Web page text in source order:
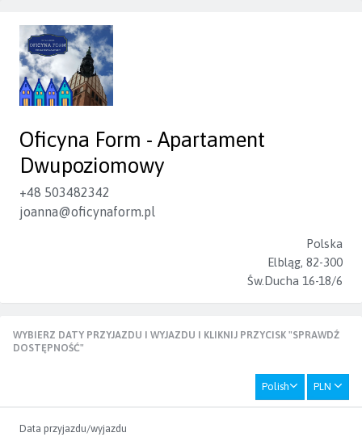
Oficyna Form - Apartament
Dwupoziomowy
+48 503482342
joanna@oficynaform.pl
Polska
Elbląg, 82-300
Św.Ducha 16-18/6
WYBIERZ DATY PRZYJAZDU I WYJAZDU I KLIKNIJ PRZYCISK "SPRAWDŹ
DOSTĘPNOŚĆ"
Polish PLN
Data przyjazdu/wyjazdu